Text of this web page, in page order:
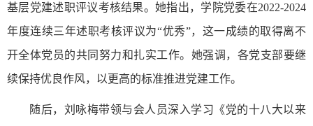
基层党建述职评议考核结果。她指出，学院党委在2022-2024
年度连续三年述职考核评议为“优秀”，这一成绩的取得离不
开全体党员的共同努力和扎实工作。她强调，各党支部要继
续保持优良作风，以更高的标准推进党建工作。
随后，刘咏梅带领与会人员深入学习《党的十八大以来